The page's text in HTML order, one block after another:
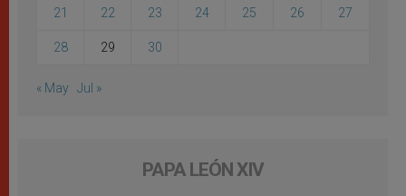
21 22 23 24 25 26 27
28 29 30
« May Jul »
PAPA LEÓN XIV